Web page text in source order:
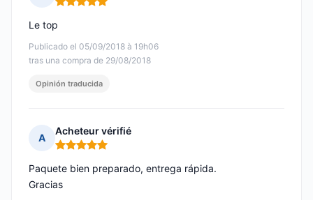
Nota: 5 de 5
Publicado el 05/09/2018 à 19h06
tras una compra de 29/08/2018
Le top
Opinión traducida
A
Acheteur vérifié
Nota: 5 de 5
Paquete bien preparado, entrega rápida.
Gracias